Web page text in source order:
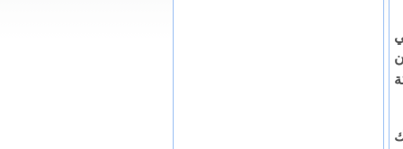
شركة